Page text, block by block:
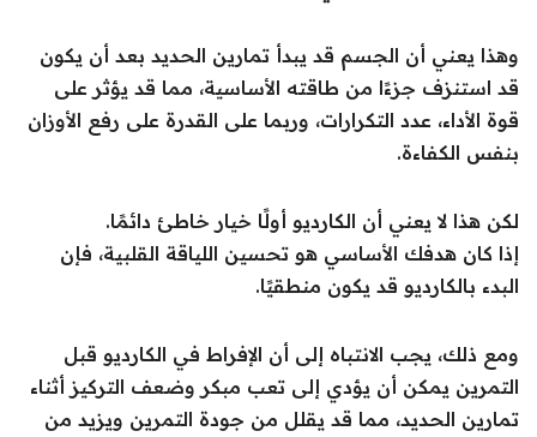
وهذا يعني أن الجسم قد يبدأ تمارين الحديد بعد أن يكون
قد استنزف جزءًا من طاقته الأساسية، مما قد يؤثر على
قوة الأداء، عدد التكرارات، وربما على القدرة على رفع الأوزان
بنفس الكفاءة.
لكن هذا لا يعني أن الكارديو أولًا خيار خاطئ دائمًا.
إذا كان هدفك الأساسي هو تحسين اللياقة القلبية، فإن
البدء بالكارديو قد يكون منطقيًا.
ومع ذلك، يجب الانتباه إلى أن الإفراط في الكارديو قبل
التمرين يمكن أن يؤدي إلى تعب مبكر وضعف التركيز أثناء
تمارين الحديد، مما قد يقلل من جودة التمرين ويزيد من